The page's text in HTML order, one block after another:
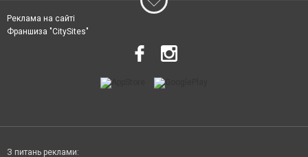
Реклама на сайті
Франшиза "CitySites"
З питань реклами: